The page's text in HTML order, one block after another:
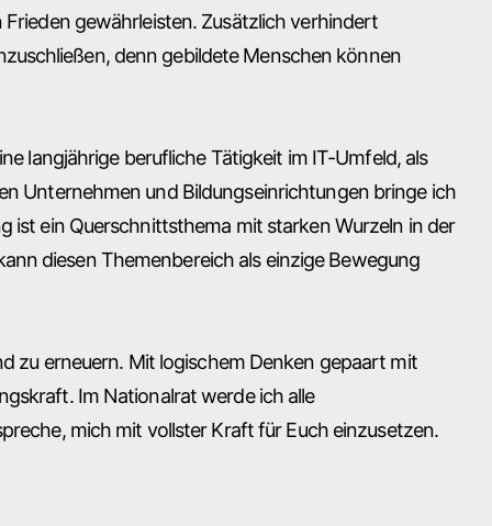
gewährleisten. Zusätzlich verhindert
denn gebildete Menschen können
langjährige berufliche Tätigkeit im IT-Umfeld, als
Unternehmen und Bildungseinrichtungen bringe ich
ist ein Querschnittsthema mit starken Wurzeln in der
diesen Themenbereich als einzige Bewegung
zu erneuern. Mit logischem Denken gepaart mit
Im Nationalrat werde ich alle
mich mit vollster Kraft für Euch einzusetzen.